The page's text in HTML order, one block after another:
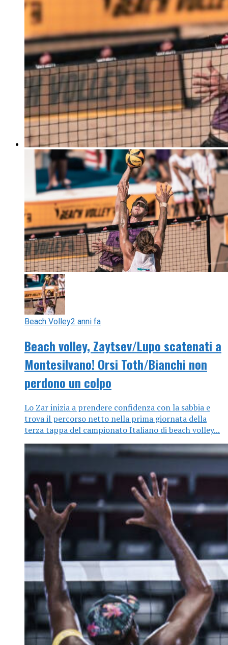
Beach Volley2 anni fa
Beach volley, Zaytsev/Lupo scatenati a
Montesilvano! Orsi Toth/Bianchi non
perdono un colpo
Lo Zar inizia a prendere confidenza con la sabbia e
trova il percorso netto nella prima giornata della
terza tappa del campionato Italiano di beach volley...